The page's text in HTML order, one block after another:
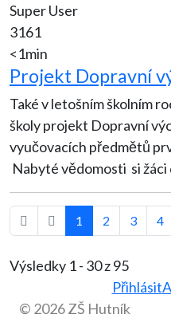
Super User
3161
<1min
Projekt Dopravní
Také v letošním školním
školy projekt Dopravní výchova. Projekt je
vyučovacích předmětů
Nabyté vědomosti si žáci
1 2 3 4
Výsledky 1 - 30 z 95
Přihlásit
© 2026 ZŠ Hutník